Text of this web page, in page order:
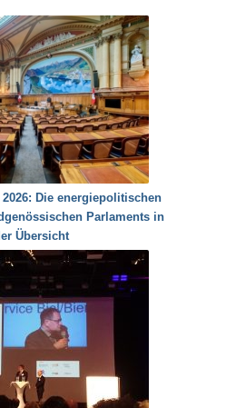
Die energiepolitischen
Parlaments in
Übersicht